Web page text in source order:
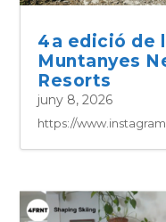
4a edició de
Muntanyes
Resorts
juny 8, 2026
https://